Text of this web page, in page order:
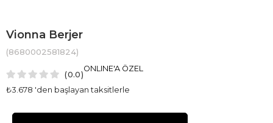
Vionna Berjer
(8680002581824)
0.0
₺3.678 'den başlayan taksitlerle
ONLINE'A ÖZEL